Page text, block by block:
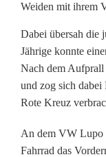
e
r
u
n
F
Weiden mit ihrem
Dabei übersah die
Jährige konnte
Nach dem
und zog sich dabei
Rote Kreuz
An dem VW Lupo
Fahrrad das